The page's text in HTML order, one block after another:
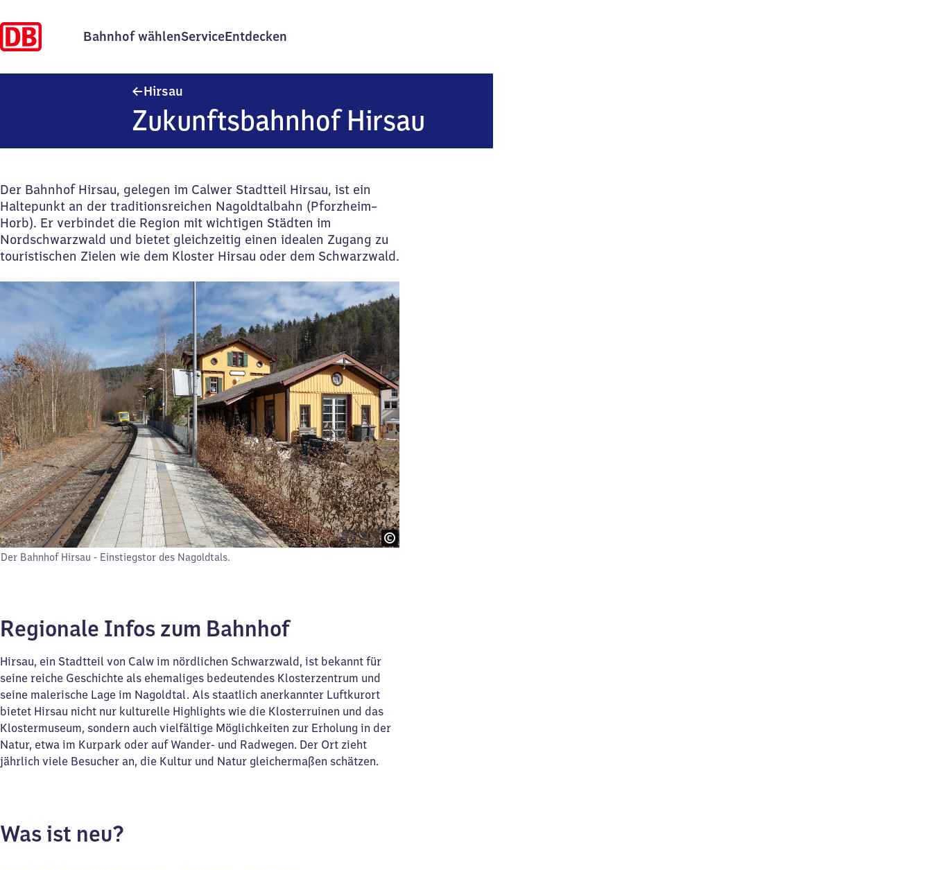
Bahnhof wählenServiceEntdecken
Hirsau
Zukunftsbahnhof Hirsau
Der Bahnhof Hirsau, gelegen im Calwer Stadtteil Hirsau, ist ein
Haltepunkt an der traditionsreichen Nagoldtalbahn (Pforzheim–
Horb). Er verbindet die Region mit wichtigen Städten im
Nordschwarzwald und bietet gleichzeitig einen idealen Zugang zu
touristischen Zielen wie dem Kloster Hirsau oder dem Schwarzwald.
Der Bahnhof Hirsau - Einstiegstor des Nagoldtals.
Regionale Infos zum Bahnhof
Hirsau, ein Stadtteil von Calw im nördlichen Schwarzwald, ist bekannt für
seine reiche Geschichte als ehemaliges bedeutendes Klosterzentrum und
seine malerische Lage im Nagoldtal. Als staatlich anerkannter Luftkurort
bietet Hirsau nicht nur kulturelle Highlights wie die Klosterruinen und das
Klostermuseum, sondern auch vielfältige Möglichkeiten zur Erholung in der
Natur, etwa im Kurpark oder auf Wander- und Radwegen. Der Ort zieht
jährlich viele Besucher an, die Kultur und Natur gleichermaßen schätzen.
Was ist neu?